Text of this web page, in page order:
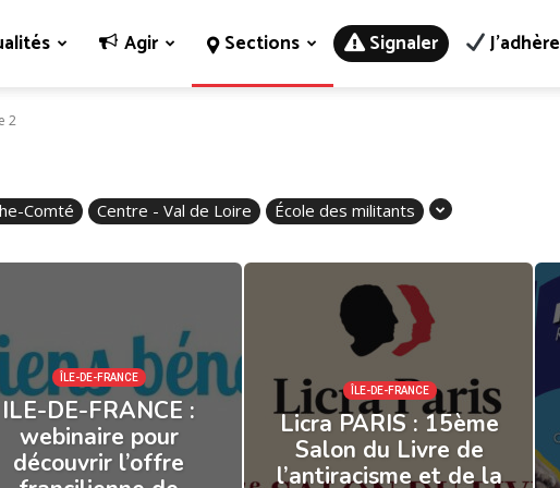
Agir Sections Signaler J’adhère
2
Comté Centre - Val de Loire École des militants
ÎLE-DE-FRANCE
ILE-DE-FRANCE :
webinaire pour
découvrir l’offre
ÎLE-DE-FRANCE
Licra PARIS : 15ème
Salon du Livre de
l’antiracisme et de la